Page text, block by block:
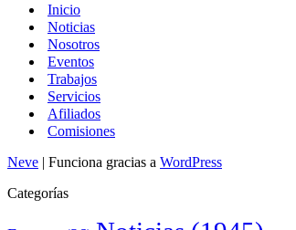
Inicio
Noticias
Nosotros
Eventos
Trabajos
Servicios
Afiliados
Comisiones
Neve | Funciona gracias a WordPress
Categorías